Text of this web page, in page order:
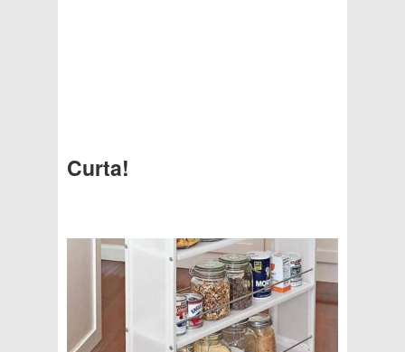
Curta!